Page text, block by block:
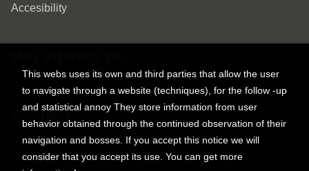
Accesibility
Contact
9150 Tahoma St.
+1 614-707-9934
This webs uses its own and third parties that allow the user
to navigate through a website (techniques), for the follow -up
and statistical annoy They store information from user
behavior obtained through the continued observation of their
navigation and bosses. If you accept this notice we will
consider that you accept its use. You can get more